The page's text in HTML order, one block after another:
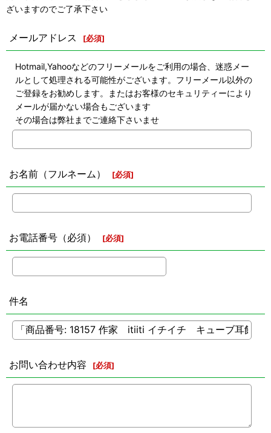
ざいますのでご了承下さい
メールアドレス [必須]
Hotmail,Yahooなどのフリーメールをご利用の場合、迷惑メー
ルとして処理される可能性がございます。フリーメール以外の
ご登録をお勧めします。またはお客様のセキュリティーにより
メールが届かない場合もございます
その場合は弊社までご連絡下さいませ
お名前（フルネーム） [必須]
お電話番号（必須） [必須]
件名
お問い合わせ内容 [必須]